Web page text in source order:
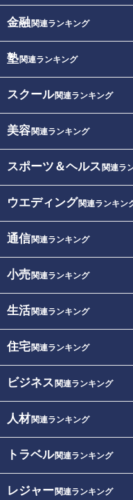
金融関連ランキング
塾関連ランキング
スクール関連ランキング
美容関連ランキング
スポーツ＆ヘルス 関連ラ
ウエディング関連ランキン
通信関連ランキング
小売関連ランキング
生活関連ランキング
住宅関連ランキング
ビジネス 関連ランキング
人材関連ランキング
トラベル関連ランキング
レジャー関連ランキング